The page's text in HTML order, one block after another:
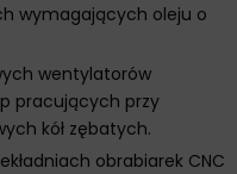
wymagających oleju o
wentylatorów
pracujących przy
kół zębatych.
obrabiarek CNC